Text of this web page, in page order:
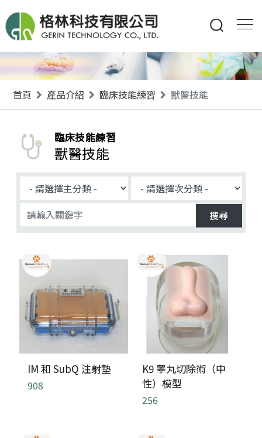
首頁 產品介紹 臨床技能練習 獸醫技能
臨床技能練習
獸醫技能
搜尋
IM 和 SubQ 注射墊
908
K9 睾丸切除術（中
性）模型
256